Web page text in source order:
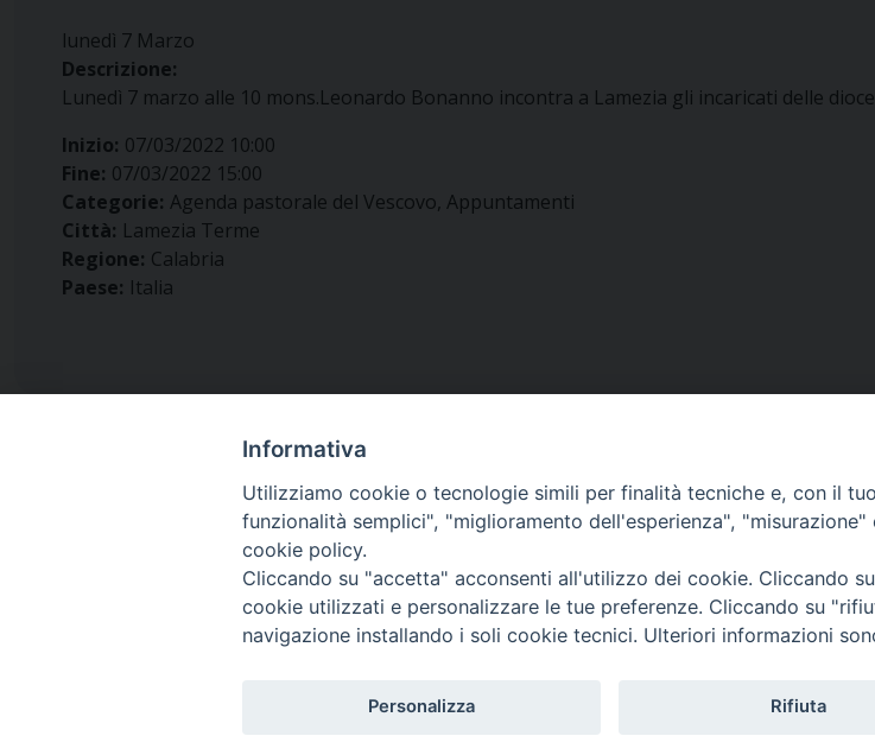
lunedì 7 Marzo
Descrizione:
Lunedì 7 marzo alle 10 mons.Leonardo Bonanno incontra a Lamezia gli incaricati delle
Inizio: 07/03/2022 10:00
Fine: 07/03/2022 15:00
Categorie: Agenda pastorale del Vescovo, Appuntamenti
Città: Lamezia Terme
Regione: Calabria
Paese: Italia
Diocesi di
San Marco Argentano - Scalea
Piazza Duomo 6 (145,52 km)
CONTATTACI
Informativa
Utilizziamo cookie o tecnologie simili per finalità tecniche e, con il
funzionalità semplici", "miglioramento dell'esperienza",
cookie policy.
Cliccando su "accetta" acconsenti all'utilizzo dei cookie. Cliccando
cookie utilizzati e personalizzare le tue preferenze. Cliccando su
navigazione installando i soli cookie tecnici. Ulteriori informazioni
Personalizza Rifiuta